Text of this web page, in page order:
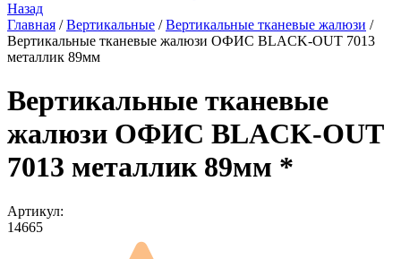
Назад
Главная / Вертикальные / Вертикальные тканевые жалюзи /
Вертикальные тканевые жалюзи ОФИС BLACK-OUT 7013
металлик 89мм
Вертикальные тканевые
жалюзи ОФИС BLACK-OUT
7013 металлик 89мм *
Артикул:
14665